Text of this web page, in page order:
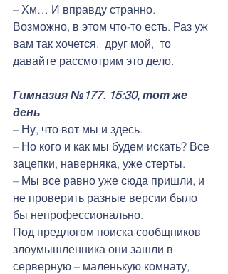
– Хм… И вправду странно.
Возможно, в этом что-то есть. Раз уж
вам так хочется,  друг мой,  то
давайте рассмотрим это дело.
Гимназия №177. 15:30, тот же
день
– Ну, что вот мы и здесь.
– Но кого и как мы будем искать? Все
зацепки, наверняка, уже стерты.
– Мы все равно уже сюда пришли, и
не проверить разные версии было
бы непрофессионально.
Под предлогом поиска сообщников
злоумышленника они зашли в
серверную – маленькую комнату,